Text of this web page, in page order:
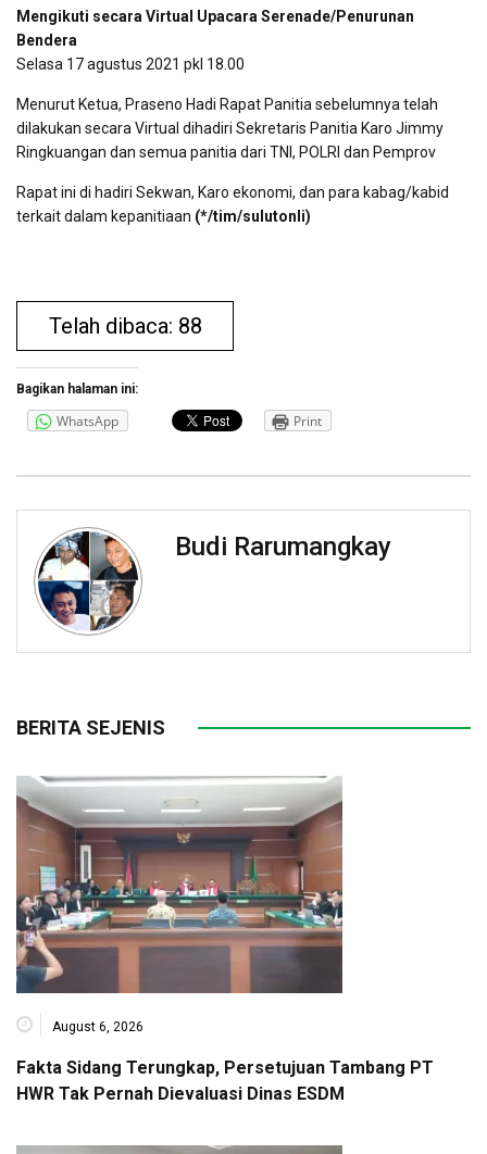
Mengikuti secara Virtual Upacara Serenade/Penurunan
Bendera
Selasa 17 agustus 2021 pkl 18.00
Menurut Ketua, Praseno Hadi Rapat Panitia sebelumnya telah
dilakukan secara Virtual dihadiri Sekretaris Panitia Karo Jimmy
Ringkuangan dan semua panitia dari TNI, POLRI dan Pemprov
Rapat ini di hadiri Sekwan, Karo ekonomi, dan para kabag/kabid
terkait dalam kepanitiaan (*/tim/sulutonli)
Telah dibaca: 88
Bagikan halaman ini:
WhatsApp Print
Budi Rarumangkay
BERITA SEJENIS
August 6, 2026
Fakta Sidang Terungkap, Persetujuan Tambang PT
HWR Tak Pernah Dievaluasi Dinas ESDM